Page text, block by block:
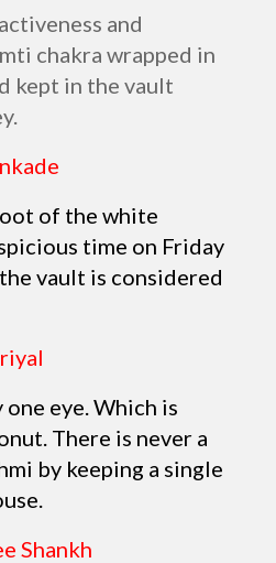
and
chakra wrapped in
kept in the vault
of the white
time on Friday
vault is considered
eye. Which is
There is never a
by keeping a single
Shankh